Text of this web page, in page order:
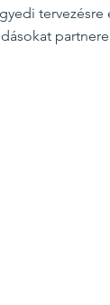
tervezésre